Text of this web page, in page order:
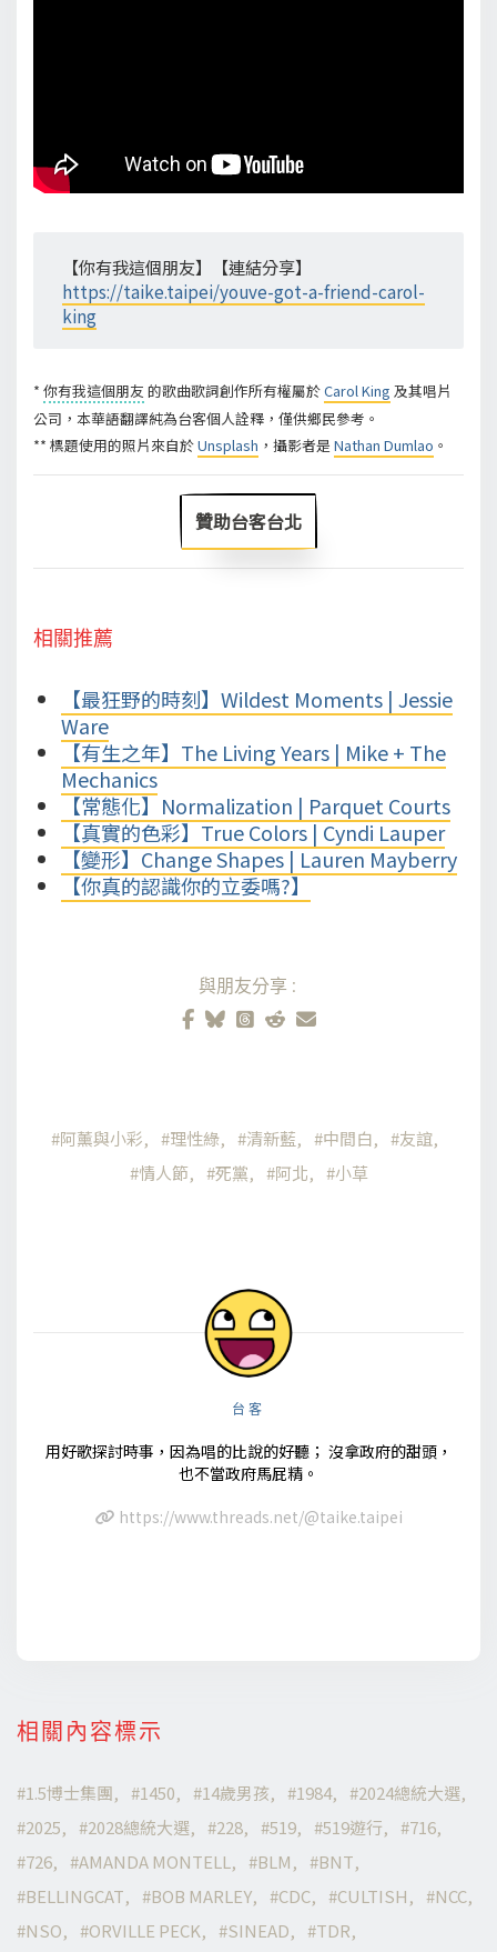
【你有我這個朋友】【連結分享】
https://taike.taipei/youve-got-a-friend-carol-
king
* 你有我這個朋友 的歌曲歌詞創作所有權屬於Carol King 及其唱片
公司，本華語翻譯純為台客個人詮釋，僅供鄉民參考。
** 標題使用的照片來自於Unsplash ，攝影者是 Nathan Dumlao 。
贊助台客台北
相關推薦
【最狂野的時刻】Wildest Moments | Jessie
Ware
【有生之年】The Living Years | Mike + The
Mechanics
【常態化】Normalization | Parquet Courts
【真實的色彩】True Colors | Cyndi Lauper
【變形】Change Shapes | Lauren Mayberry
【你真的認識你的立委嗎?】
與朋友分享:
阿薰與小彩 理性綠 清新藍 中間白
友誼
情人節
死黨 阿北 小草
台客
用好歌探討時事，因為唱的比說的好聽； 沒拿政府的甜頭，
也不當政府馬屁精。
https://www.threads.net/@taike.taipei
相關內容標示
1.5博士集團 1450 14歲男孩 1984
2024總統大選
2025
2028總統大選 228 519 519遊行
716
726
AMANDA MONTELL BLM
BNT
BELLINGCAT
BOB MARLEY CDC CULTISH
NCC
NSO
ORVILLE PECK SINEAD
TDR